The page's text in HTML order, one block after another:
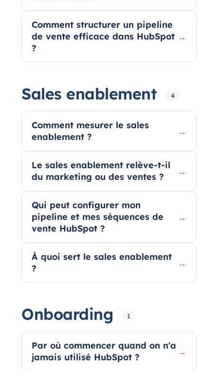
Comment structurer un pipeline
de vente efficace dans HubSpot
?
→
Sales enablement 4
Comment mesurer le sales
enablement ?
→
Le sales enablement relève-t-il
du marketing ou des ventes ?
→
Qui peut configurer mon
pipeline et mes séquences de
vente HubSpot ?
→
À quoi sert le sales enablement
?
→
Onboarding 1
Par où commencer quand on n'a
jamais utilisé HubSpot ?
→